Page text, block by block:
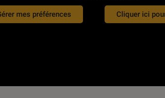
mes préférences Cliquer ici